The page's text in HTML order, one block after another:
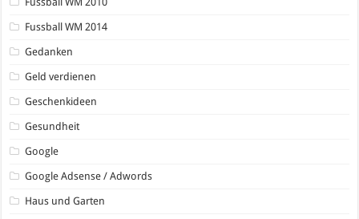
Fussball WM 2014
Gedanken
Geld verdienen
Geschenkideen
Gesundheit
Google
Google Adsense / Adwords
Haus und Garten